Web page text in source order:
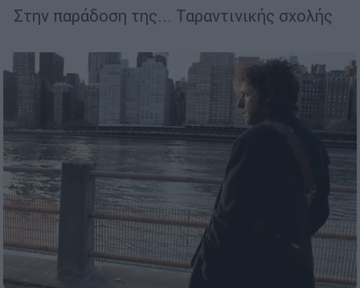
Στην παράδοση της... Ταραντινικής σχολής